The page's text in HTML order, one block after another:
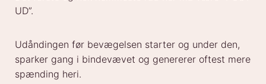
UD”.
Udåndingen før bevægelsen starter og under den,
sparker gang i bindevævet og genererer oftest mere
spænding heri.